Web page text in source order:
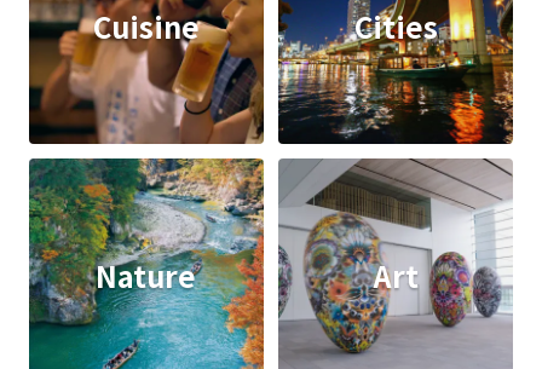
Cuisine Cities
Nature Art